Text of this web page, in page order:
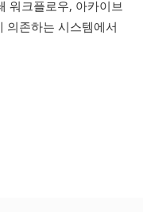
워크플로우, 아카이브
의존하는 시스템에서